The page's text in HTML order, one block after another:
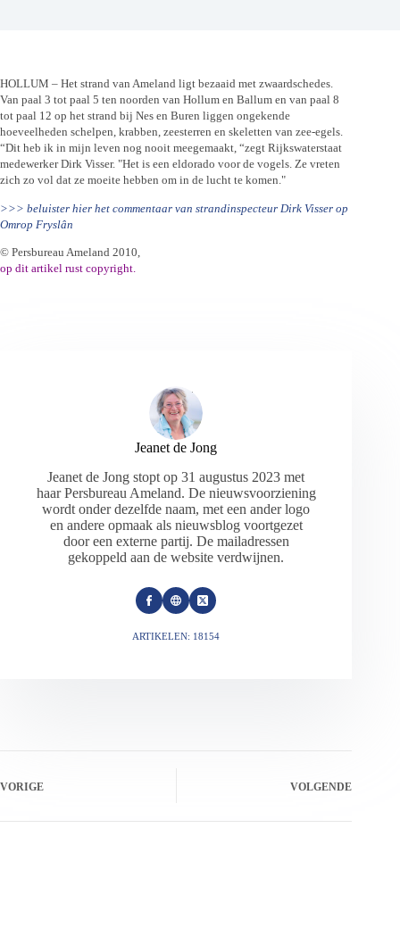
HOLLUM – Het strand van Ameland ligt bezaaid met zwaardschedes.
Van paal 3 tot paal 5 ten noorden van Hollum en Ballum en van paal 8
tot paal 12 op het strand bij Nes en Buren liggen ongekende
hoeveelheden schelpen, krabben, zeesterren en skeletten van zee-egels.
“Dit heb ik in mijn leven nog nooit meegemaakt, “zegt Rijkswaterstaat
medewerker Dirk Visser. "Het is een eldorado voor de vogels. Ze vreten
zich zo vol dat ze moeite hebben om in de lucht te komen."
>>> beluister hier het commentaar van strandinspecteur Dirk Visser op
Omrop Fryslân
© Persbureau Ameland 2010,
op dit artikel rust copyright.
Jeanet de Jong
Jeanet de Jong stopt op 31 augustus 2023 met
haar Persbureau Ameland. De nieuwsvoorziening
wordt onder dezelfde naam, met een ander logo
en andere opmaak als nieuwsblog voortgezet
door een externe partij. De mailadressen
gekoppeld aan de website verdwijnen.
ARTIKELEN: 18154
VORIGE VOLGENDE